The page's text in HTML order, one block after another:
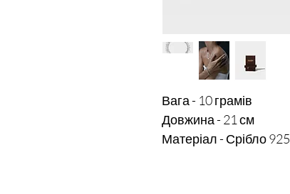
Вага - 10 грамів
Довжина - 21 см
Матеріал - Срібло 925